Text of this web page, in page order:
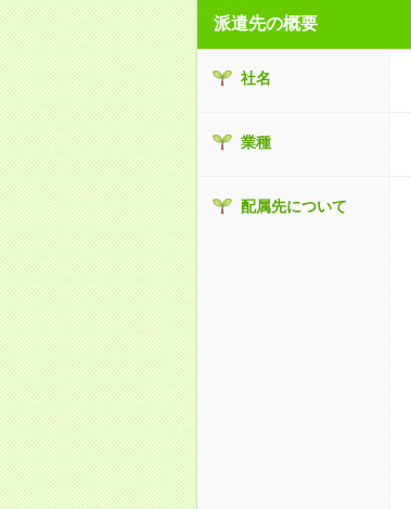
派遣先の概要
社名
業種
配属先について